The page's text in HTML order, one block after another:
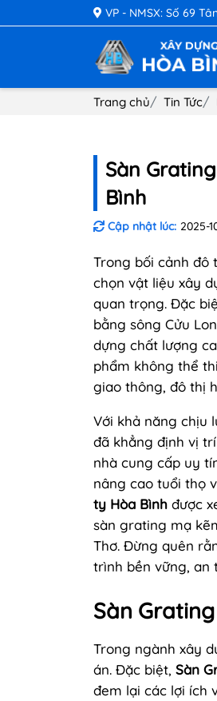
VP - NMSX: Số 69
Trang chủ Tin Tức
Sàn
Bình
Cập nhật lúc: 2025-
Trong bối cảnh đô
chọn vật liệu xây
quan trọng. Đặc
bằng sông Cửu
dựng chất lượng
phẩm không thể
giao thông, đô thị
Với khả năng chịu
đã khẳng định vị
nhà cung cấp uy
nâng cao tuổi thọ
ty Hòa Bình được
sàn grating mạ
Thơ. Đừng quên
trình bền vững, an
Sàn
Trong ngành xây
án. Đặc biệt, Sàn
đem lại các lợi ích